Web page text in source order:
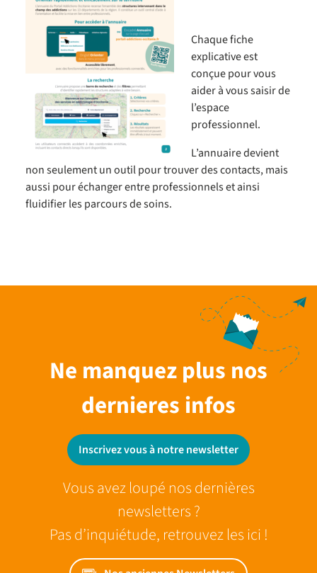
Chaque fiche
explicative est
conçue pour vous
aider à vous saisir de
l’espace
professionnel.
L’annuaire devient
non seulement un outil pour trouver des contacts, mais
aussi pour échanger entre professionnels et ainsi
fluidifier les parcours de soins.
Ne manquez plus nos
dernieres infos
Inscrivez vous à notre newsletter
Vous avez loupé nos dernières
newsletters ?
Pas d’inquiétude, retrouvez les ici !